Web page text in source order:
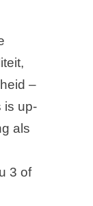
–
is up-
als
3 of